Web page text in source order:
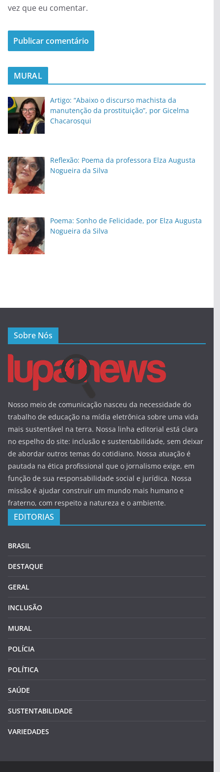
vez que eu comentar.
MURAL
Artigo: “Abaixo o discurso machista da
manutenção da prostituição”, por Gicelma
Chacarosqui
Reflexão: Poema da professora Elza Augusta
Nogueira da Silva
Poema: Sonho de Felicidade, por Elza Augusta
Nogueira da Silva
Sobre Nós
Nosso meio de comunicação nasceu da necessidade do
trabalho de educação na mídia eletrônica sobre uma vida
mais sustentável na terra. Nossa linha editorial está clara
no espelho do site: inclusão e sustentabilidade, sem deixar
de abordar outros temas do cotidiano. Nossa atuação é
pautada na ética profissional que o jornalismo exige, em
função de sua responsabilidade social e jurídica. Nossa
missão é ajudar construir um mundo mais humano e
fraterno, com respeito a natureza e o ambiente.
EDITORIAS
BRASIL
DESTAQUE
GERAL
INCLUSÃO
MURAL
POLÍCIA
POLÍTICA
SAÚDE
SUSTENTABILIDADE
VARIEDADES